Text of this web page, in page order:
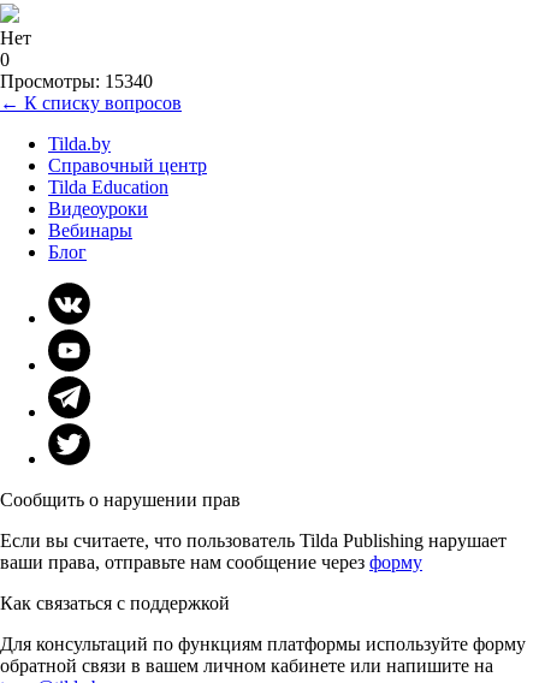
Нет
0
Просмотры: 15340
← К списку вопросов
Tilda.by
Справочный центр
Tilda Education
Видеоуроки
Вебинары
Блог
Сообщить о нарушении прав
Если вы считаете, что пользователь Tilda Publishing нарушает
ваши права, отправьте нам сообщение через форму
Как связаться с поддержкой
Для консультаций по функциям платформы используйте форму
обратной связи в вашем личном кабинете или напишите на